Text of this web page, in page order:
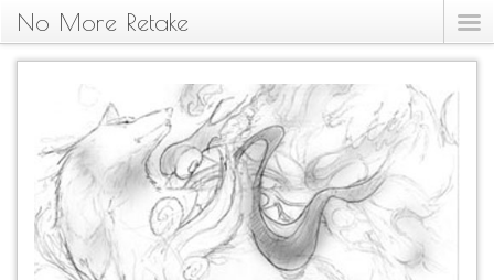
No More Retake